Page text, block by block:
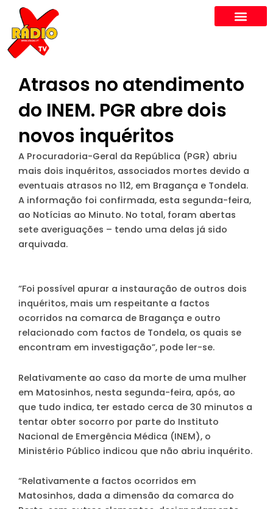
content
Atrasos no atendimento
do INEM. PGR abre dois
novos inquéritos
A Procuradoria-Geral da República (PGR) abriu
mais dois inquéritos, associados mortes devido a
eventuais atrasos no 112, em Bragança e Tondela.
A informação foi confirmada, esta segunda-feira,
ao Notícias ao Minuto. No total, foram abertas
sete averiguações – tendo uma delas já sido
arquivada.
“Foi possível apurar a instauração de outros dois
inquéritos, mais um respeitante a factos
ocorridos na comarca de Bragança e outro
relacionado com factos de Tondela, os quais se
encontram em investigação”, pode ler-se.
Relativamente ao caso da morte de uma mulher
em Matosinhos, nesta segunda-feira, após, ao
que tudo indica, ter estado cerca de 30 minutos a
tentar obter socorro por parte do Instituto
Nacional de Emergência Médica (INEM), o
Ministério Público indicou que não abriu inquérito.
“Relativamente a factos ocorridos em
Matosinhos, dada a dimensão da comarca do